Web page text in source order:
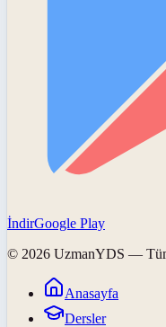
İndirGoogle Play
© 2026 UzmanYDS —
Anasayfa
Dersler